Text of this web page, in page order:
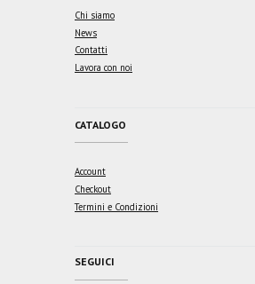
Chi siamo
News
Contatti
Lavora con noi
CATALOGO
Account
Checkout
Termini e Condizioni
SEGUICI